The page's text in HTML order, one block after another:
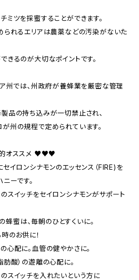
ミツを採蜜することができます。
られるエリアは農薬などの汚染がないた
きるのが大切なポイントです。
ア州では、州政府が養蜂業を厳密な管理
品の持ち込みが一切禁止され、
州の規程で定められています。
オススメ ♥♥♥
イロンシナモンのエッセンス（FIRE)を
ーです。
スイッチをセイロンシナモンがサポート
蜜は、毎朝のひとすくいに。
のお供に！
心配に。血管の健やかさに。
酸）の遊離の心配に。
スイッチを入れたいという方に